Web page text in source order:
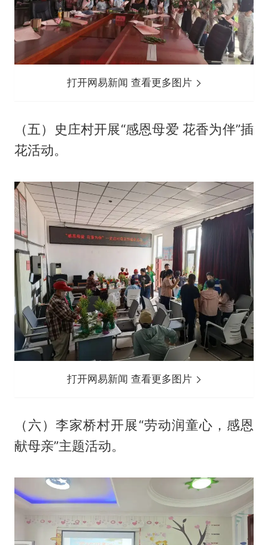
打开网易新闻 查看更多图片
（五）史庄村开展“感恩母爱 花香为伴”插
花活动。
打开网易新闻 查看更多图片
（六）李家桥村开展“劳动润童心，感恩
献母亲”主题活动。